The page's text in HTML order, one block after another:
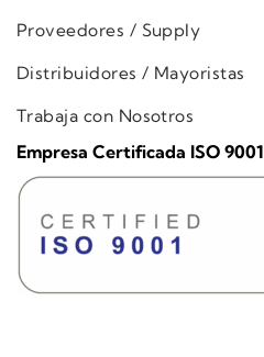
Proveedores / Supply
Distribuidores / Mayoristas
Trabaja con Nosotros
Empresa Certificada ISO 9001